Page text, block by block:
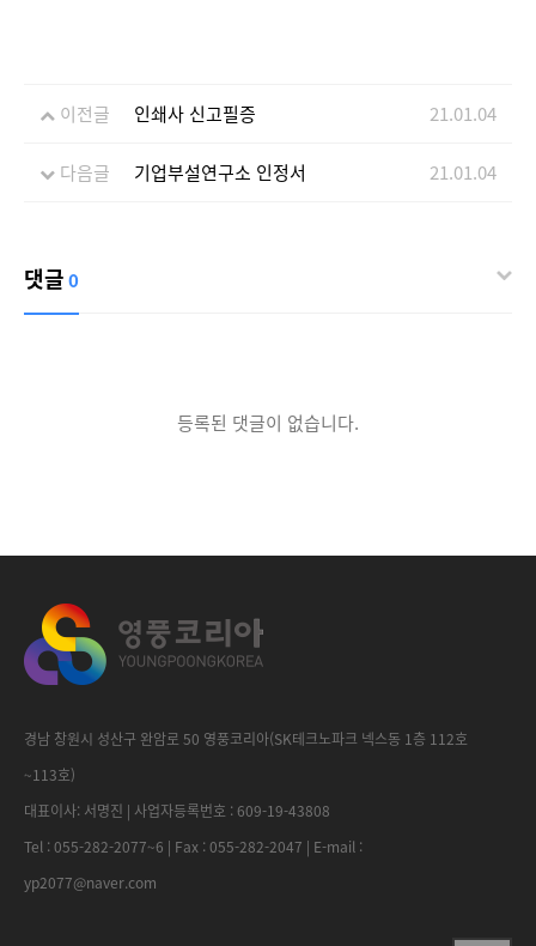
이전글 인쇄사 신고필증 21.01.04
다음글 기업부설연구소 인정서 21.01.04
댓글0
등록된 댓글이 없습니다.
경남 창원시 성산구 완암로 50 영풍코리아(SK테크노파크 넥스동 1층 112호
~113호)
대표이사: 서명진 | 사업자등록번호 : 609-19-43808
Tel : 055-282-2077~6 | Fax : 055-282-2047 | E-mail :
yp2077@naver.com